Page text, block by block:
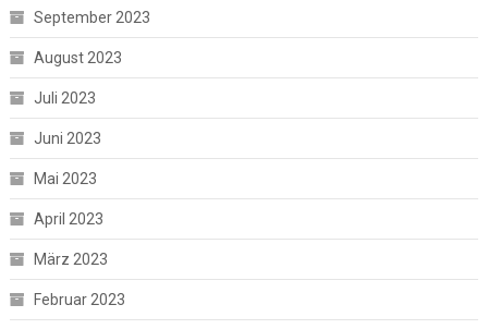
September 2023
August 2023
Juli 2023
Juni 2023
Mai 2023
April 2023
März 2023
Februar 2023